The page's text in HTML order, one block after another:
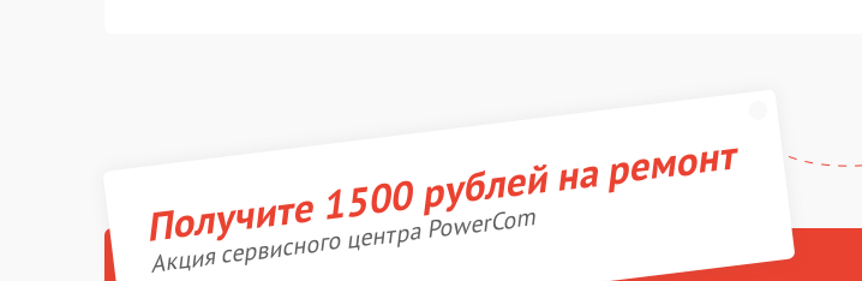
Получите 1500 рублей на ремонт
Акция сервисного центра PowerCom